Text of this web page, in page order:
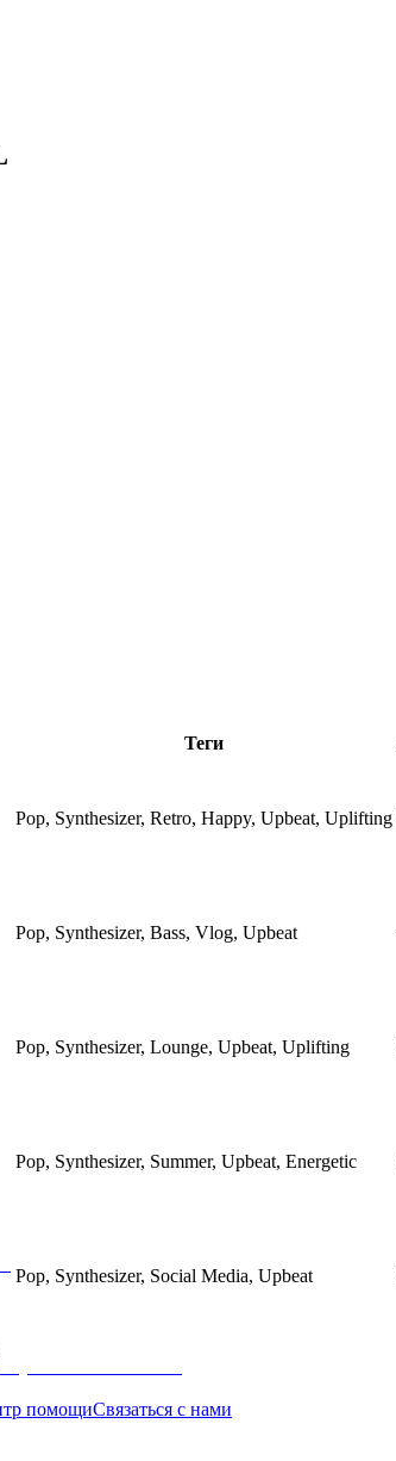
Теги
Pop, Synthesizer, Retro, Happy, Upbeat, Uplifting
Pop, Synthesizer, Bass, Vlog, Upbeat
Pop, Synthesizer, Lounge, Upbeat, Uplifting
Pop, Synthesizer, Summer, Upbeat, Energetic
Pop, Synthesizer, Social Media, Upbeat
помощиСвязаться с нами